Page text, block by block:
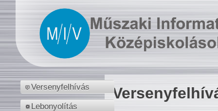
Versenyfelhívás
Lebonyolítás